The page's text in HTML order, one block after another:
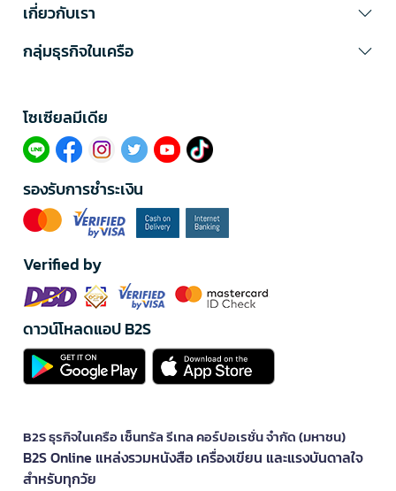
เกี่ยวกับเรา
กลุ่มธุรกิจในเครือ
โซเซียลมีเดีย​
รองรับการชำระเงิน
Verified by
ดาวน์โหลดแอป B2S
B2S ธุรกิจในเครือ เซ็นทรัล รีเทล คอร์ปอเรชั่น จำกัด (มหาชน)
B2S Online แหล่งรวมหนังสือ เครื่องเขียน และแรงบันดาลใจ
สำหรับทุกวัย